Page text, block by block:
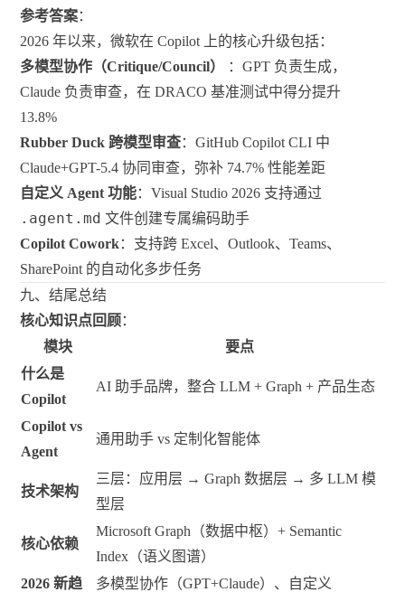
参考答案：
2026 年以来，微软在 Copilot 上的核心升级包括：
多模型协作（Critique/Council）
：GPT 负责生成，
Claude 负责审查，在 DRACO 基准测试中得分提升
13.8%
Rubber Duck 跨模型审查：GitHub Copilot CLI 中
Claude+GPT-5.4 协同审查，弥补 74.7% 性能差距
自定义 Agent 功能：Visual Studio 2026 支持通过
.agent.md 文件创建专属编码助手
Copilot Cowork：支持跨 Excel、Outlook、Teams、
SharePoint 的自动化多步任务
九、结尾总结
核心知识点回顾：
模块
要点
什么是
Copilot
AI 助手品牌，整合 LLM + Graph + 产品生态
Copilot vs
Agent
通用助手 vs 定制化智能体
技术架构
三层：应用层 → Graph 数据层 → 多 LLM 模
型层
核心依赖
Microsoft Graph（数据中枢）+ Semantic
Index（语义图谱）
2026 新趋
多模型协作（GPT+Claude）、自定义